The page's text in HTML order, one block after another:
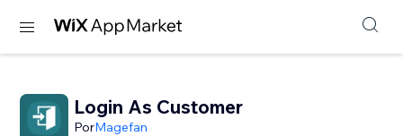
Login As Customer
PorMagefan